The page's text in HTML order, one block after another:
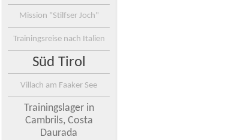
Mission "Stilfser Joch"
Trainingsreise nach Italien
Süd Tirol
Villach am Faaker See
Trainingslager in
Cambrils, Costa
Daurada